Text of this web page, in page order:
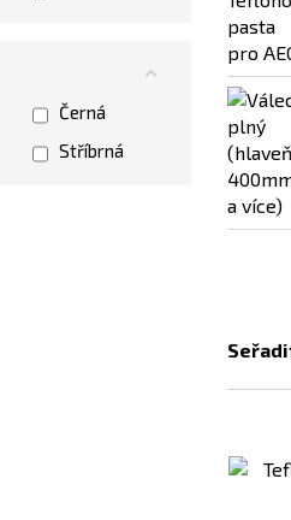
Černá
Stříbrná